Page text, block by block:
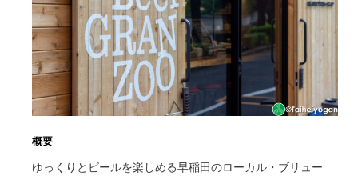
概要
ゆっくりとビールを楽しめる早稲田のローカル・ブリュー